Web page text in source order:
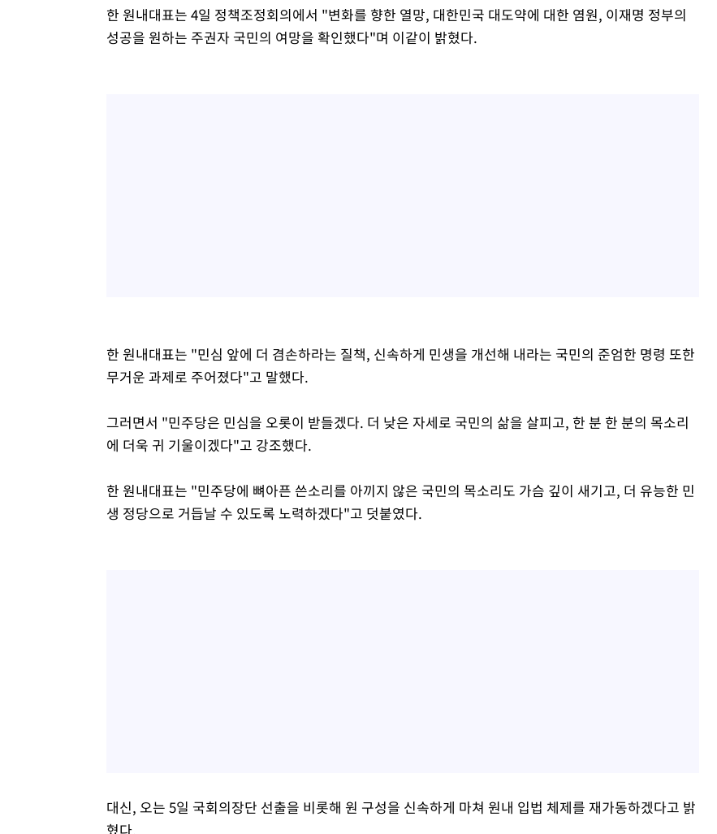
한 원내대표는 4일 정책조정회의에서 "변화를 향한 열망, 대한민국 대도약에 대한 염원, 이재명 정부의
성공을 원하는 주권자 국민의 여망을 확인했다"며 이같이 밝혔다.
한 원내대표는 "민심 앞에 더 겸손하라는 질책, 신속하게 민생을 개선해 내라는 국민의 준엄한 명령 또한
무거운 과제로 주어졌다"고 말했다.
그러면서 "민주당은 민심을 오롯이 받들겠다. 더 낮은 자세로 국민의 삶을 살피고, 한 분 한 분의 목소리
에 더욱 귀 기울이겠다"고 강조했다.
한 원내대표는 "민주당에 뼈아픈 쓴소리를 아끼지 않은 국민의 목소리도 가슴 깊이 새기고, 더 유능한 민
생 정당으로 거듭날 수 있도록 노력하겠다"고 덧붙였다.
대신, 오는 5일 국회의장단 선출을 비롯해 원 구성을 신속하게 마쳐 원내 입법 체제를 재가동하겠다고 밝
혔다.